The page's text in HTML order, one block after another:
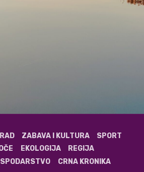
ZABAVA I KULTURA
SPORT
EKOLOGIJA
REGIJA
CRNA KRONIKA